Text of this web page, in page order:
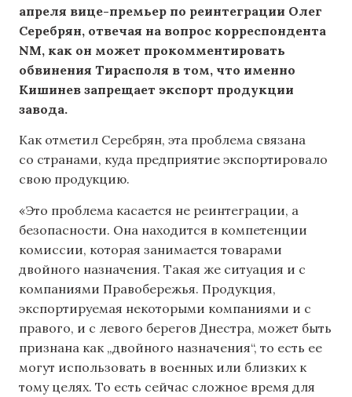
апреля вице-премьер по реинтеграции Олег
Серебрян, отвечая на вопрос корреспондента
NM, как он может прокомментировать
обвинения Тирасполя в том, что именно
Кишинев запрещает экспорт продукции
завода.
Как отметил Серебрян, эта проблема связана
со странами, куда предприятие экспортировало
свою продукцию.
«Это проблема касается не реинтеграции, а
безопасности. Она находится в компетенции
комиссии, которая занимается товарами
двойного назначения. Такая же ситуация и с
компаниями Правобережья. Продукция,
экспортируемая некоторыми компаниями и с
правого, и с левого берегов Днестра, может быть
признана как „двойного назначения“, то есть ее
могут использовать в военных или близких к
тому целях. То есть сейчас сложное время для